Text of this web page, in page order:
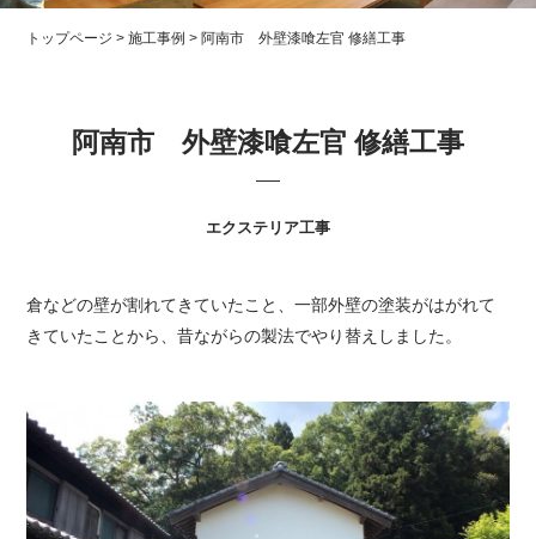
トップページ >施工事例 > 阿南市 外壁漆喰左官 修繕工事
阿南市 外壁漆喰左官 修繕工事
エクステリア工事
倉などの壁が割れてきていたこと、一部外壁の塗装がはがれて
きていたことから、昔ながらの製法でやり替えしました。